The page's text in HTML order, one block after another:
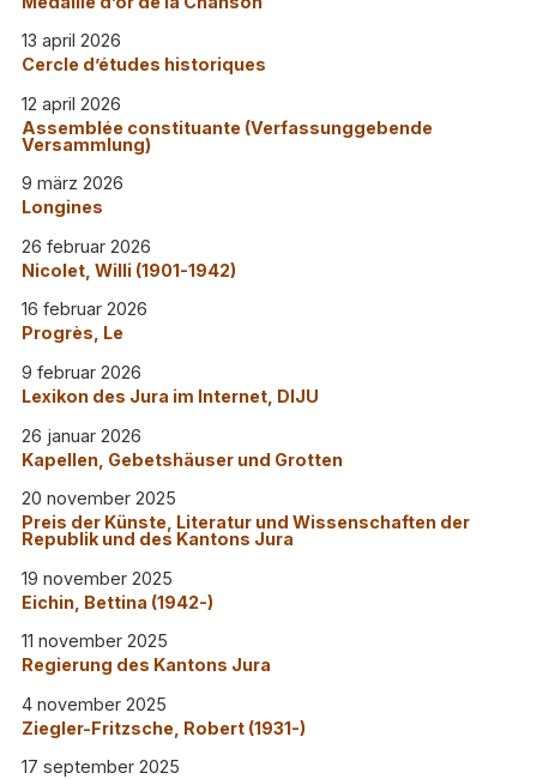
13 april 2026
Cercle d’études historiques
12 april 2026
Assemblée constituante (Verfassunggebende
Versammlung)
9 märz 2026
Longines
26 februar 2026
Nicolet, Willi (1901-1942)
16 februar 2026
Progrès, Le
9 februar 2026
Lexikon des Jura im Internet, DIJU
26 januar 2026
Kapellen, Gebetshäuser und Grotten
20 november 2025
Preis der Künste, Literatur und Wissenschaften der
Republik und des Kantons Jura
19 november 2025
Eichin, Bettina (1942-)
11 november 2025
Regierung des Kantons Jura
4 november 2025
Ziegler-Fritzsche, Robert (1931-)
17 september 2025